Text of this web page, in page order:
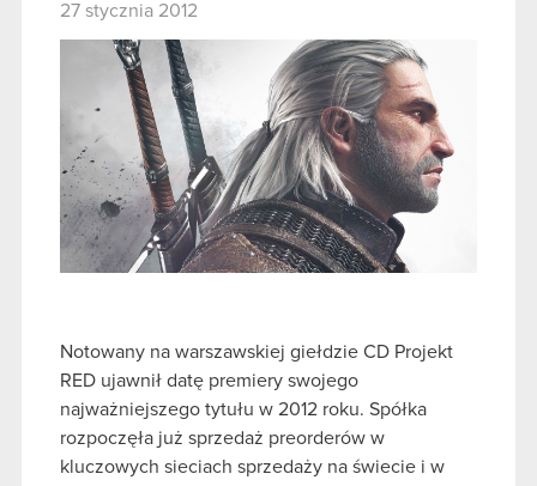
27 stycznia 2012
Notowany na warszawskiej giełdzie CD Projekt
RED ujawnił datę premiery swojego
najważniejszego tytułu w 2012 roku. Spółka
rozpoczęła już sprzedaż preorderów w
kluczowych sieciach sprzedaży na świecie i w